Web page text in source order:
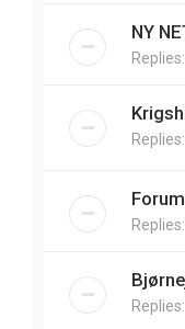
NY
Replies:
Replies:
Replies:
Replies: